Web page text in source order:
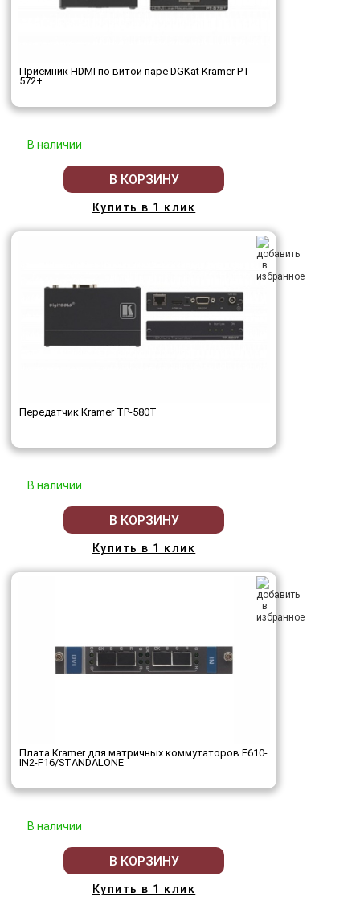
Приёмник HDMI по витой паре DGKat Kramer PT-
572+
В наличии
В КОРЗИНУ
Купить в 1 клик
Передатчик Kramer TP-580T
В наличии
В КОРЗИНУ
Купить в 1 клик
Плата Kramer для матричных коммутаторов F610-
IN2-F16/STANDALONE
В наличии
В КОРЗИНУ
Купить в 1 клик